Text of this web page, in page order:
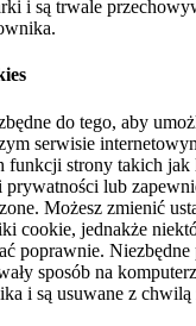
i są trwale
do tego, aby
serwisie
funkcji strony takich jak
lub
Możesz zmienić
cookie, jednakże
poprawnie.
sposób na
i są usuwane z chwilą